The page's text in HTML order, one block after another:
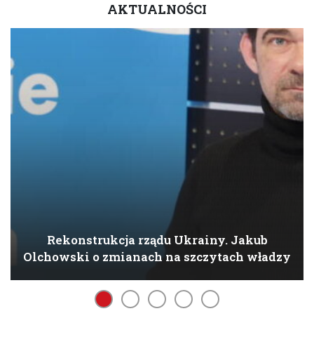
AKTUALNOŚCI
Rekonstrukcja rządu Ukrainy. Jakub
Olchowski o zmianach na szczytach władzy